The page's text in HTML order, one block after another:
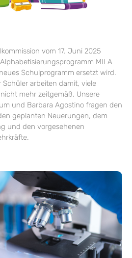
vom 17. Juni 2025
MILA
Schulprogramm ersetzt wird.
Schüler arbeiten damit, viele
mehr zeitgemäß. Unsere
und Barbara Agostino fragen den
geplanten Neuerungen, dem
und den vorgesehenen